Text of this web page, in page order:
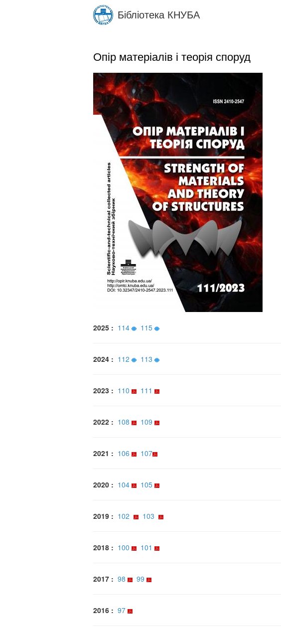
Бібліотека КНУБА
Опір матеріалів і теорія споруд
2025 : 114 115
2024 : 112 113
2023 : 110 111
2022 : 108 109
2021 : 106 107
2020 : 104 105
2019 : 102 103
2018 : 100 101
2017 : 98 99
2016 : 97